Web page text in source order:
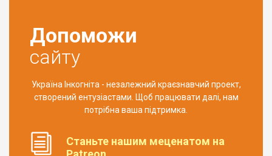
Допоможи
сайту
Україна Інкогніта - незалежний краєзнавчий проект,
створений ентузіастами. Щоб працювати далі, нам
потрібна ваша підтримка.
Станьте нашим меценатом на